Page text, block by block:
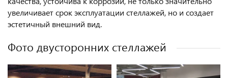
увеличивает срок эксплуатации стеллажей, но и создает
эстетичный внешний вид.
Фото двусторонних стеллажей